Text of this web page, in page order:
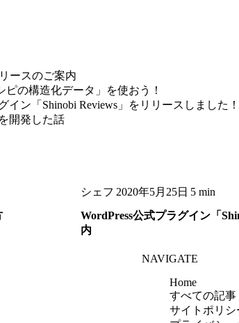
ースのご案内
の構造化データ」を使おう！
イン「Shinobi Reviews」をリリースしました！
開発した話
シェフ 2020年5月25日 5 min
WordPress公式プラグイン「
内
NAVIGATE
Home
すべての記事
サイトポリシ